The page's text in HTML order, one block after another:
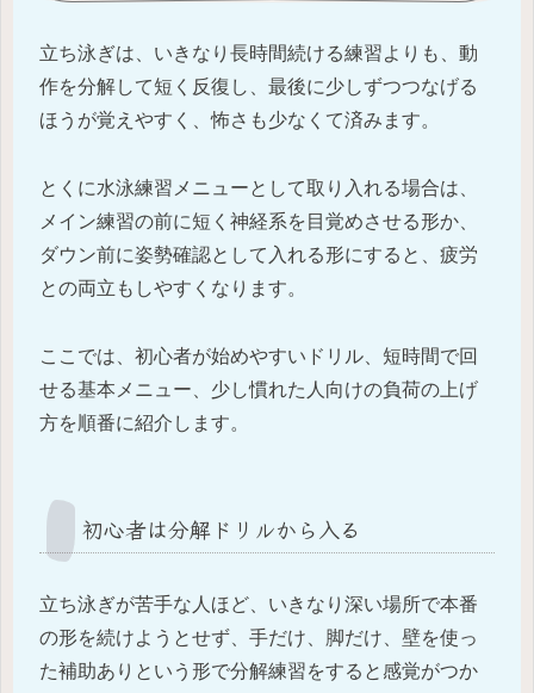
立ち泳ぎは、いきなり長時間続ける練習よりも、動
作を分解して短く反復し、最後に少しずつつなげる
ほうが覚えやすく、怖さも少なくて済みます。
とくに水泳練習メニューとして取り入れる場合は、
メイン練習の前に短く神経系を目覚めさせる形か、
ダウン前に姿勢確認として入れる形にすると、疲労
との両立もしやすくなります。
ここでは、初心者が始めやすいドリル、短時間で回
せる基本メニュー、少し慣れた人向けの負荷の上げ
方を順番に紹介します。
初心者は分解ドリルから入る
立ち泳ぎが苦手な人ほど、いきなり深い場所で本番
の形を続けようとせず、手だけ、脚だけ、壁を使っ
た補助ありという形で分解練習をすると感覚がつか